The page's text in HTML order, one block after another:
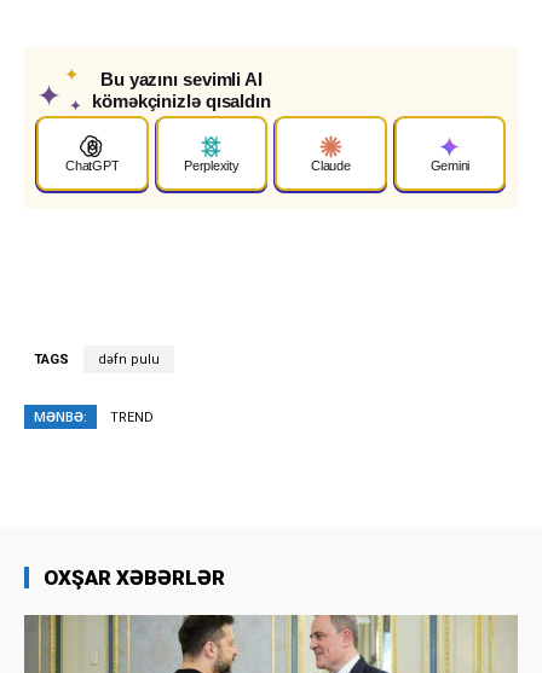
✦
✦
✦
Bu yazını sevimli AI
köməkçinizlə qısaldın
ChatGPT Perplexity Claude Gemini
TAGS dəfn pulu
MƏNBƏ: TREND
OXŞAR XƏBƏRLƏR